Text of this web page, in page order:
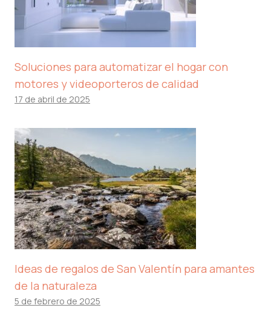
Soluciones para automatizar el hogar con
motores y videoporteros de calidad
17 de abril de 2025
Ideas de regalos de San Valentín para amantes
de la naturaleza
5 de febrero de 2025